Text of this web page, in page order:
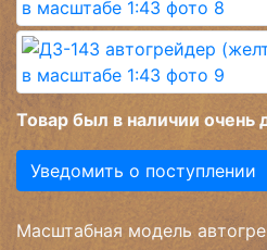
Товар был в наличии очень
Уведомить о поступлении
Масштабная модель